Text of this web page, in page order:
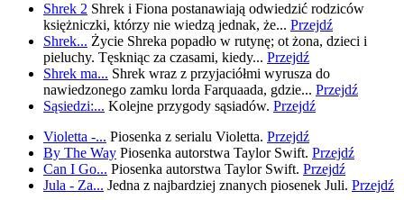
Shrek 2 Shrek i Fiona postanawiają odwiedzić rodziców
księżniczki, którzy nie wiedzą jednak, że... Przejdź
Shrek... Życie Shreka popadło w rutynę; ot żona, dzieci i
pieluchy. Tęskniąc za czasami, kiedy... Przejdź
Shrek ma... Shrek wraz z przyjaciółmi wyrusza do
nawiedzonego zamku lorda Farquaada, gdzie... Przejdź
Sąsiedzi:... Kolejne przygody sąsiadów. Przejdź
Violetta -... Piosenka z serialu Violetta. Przejdź
By The Way Piosenka autorstwa Taylor Swift. Przejdź
Can I Go... Piosenka autorstwa Taylor Swift. Przejdź
Jula - Za... Jedna z najbardziej znanych piosenek Juli. Przejdź